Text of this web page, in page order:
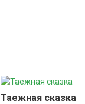
Таежная сказка